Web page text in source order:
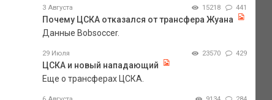
3 Августа 15218 441
Почему ЦСКА отказался от трансфера Жуана
Данные Bobsoccer.
29 Июля 23570 429
ЦСКА и новый нападающий
Еще о трансферах ЦСКА.